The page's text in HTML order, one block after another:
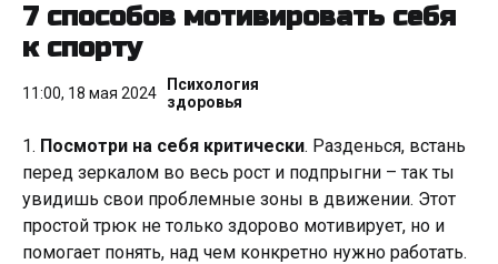
7 способов мотивировать себя
к спорту
11:00, 18 мая 2024
Психология
здоровья
1. Посмотри на себя критически. Разденься, встань
перед зеркалом во весь рост и подпрыгни – так ты
увидишь свои проблемные зоны в движении. Этот
простой трюк не только здорово мотивирует, но и
помогает понять, над чем конкретно нужно работать.